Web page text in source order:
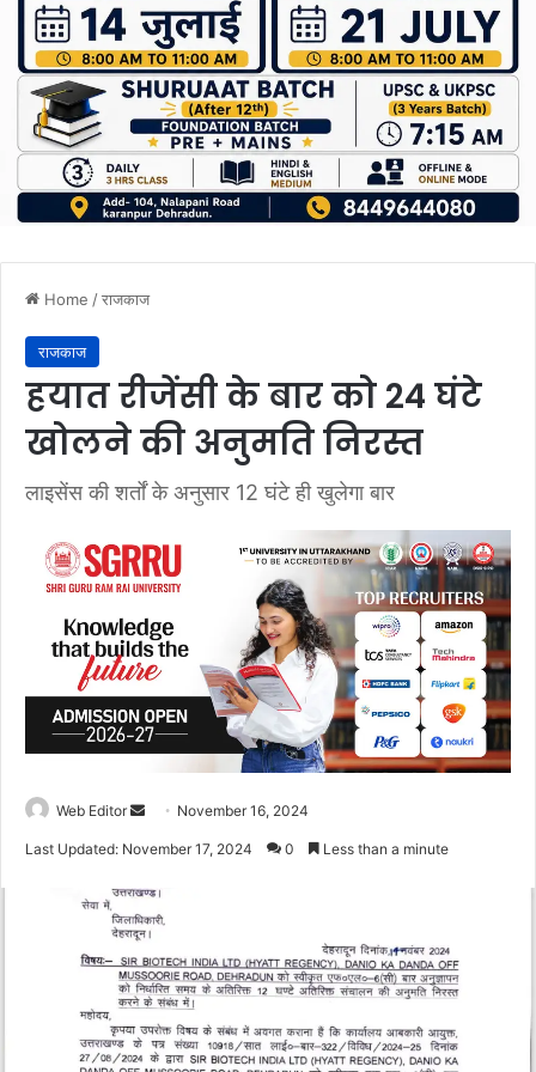
Home /राजकाज
राजकाज
हयात रीजेंसी के बार को 24 घंटे
खोलने की अनुमति निरस्त
लाइसेंस की शर्तों के अनुसार 12 घंटे ही खुलेगा बार
Web Editor
d
a
n
e
m
a
November 16, 2024
Last Updated: November 17, 2024 0 Less than a minute